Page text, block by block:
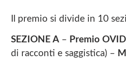
Il premio si divide in 10
SEZIONE A– Premio
di racconti e saggistica) –